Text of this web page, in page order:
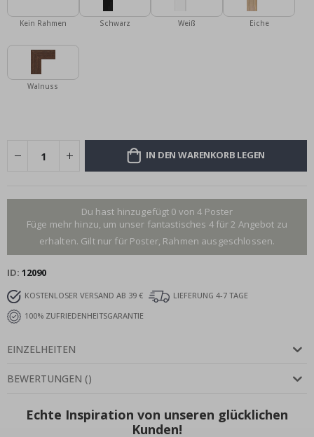
Kein Rahmen Schwarz Weiß Eiche
Walnuss
IN DEN WARENKORB LEGEN
Du hast hinzugefügt 0 von 4 Poster
Füge mehr hinzu, um unser fantastisches 4 für 2 Angebot zu
erhalten. Gilt nur für Poster, Rahmen ausgeschlossen.
ID 12090
KOSTENLOSER VERSAND AB 39 €
LIEFERUNG 4-7 TAGE
100% ZUFRIEDENHEITSGARANTIE
EINZELHEITEN
BEWERTUNGEN ()
Echte Inspiration von unseren glücklichen
Kunden!